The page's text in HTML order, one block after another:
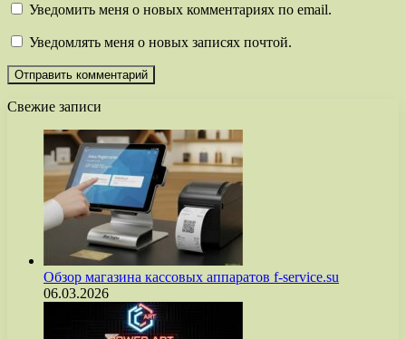
Уведомить меня о новых комментариях по email.
Уведомлять меня о новых записях почтой.
Свежие записи
Обзор магазина кассовых аппаратов f-service.su
06.03.2026